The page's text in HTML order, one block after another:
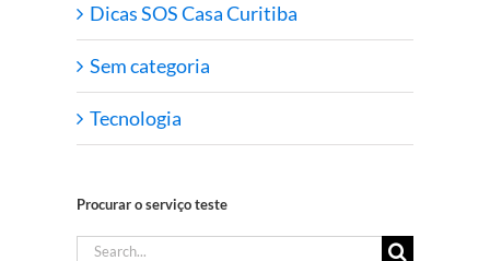
Dicas SOS Casa Curitiba
Sem categoria
Tecnologia
Procurar o serviço teste
Search